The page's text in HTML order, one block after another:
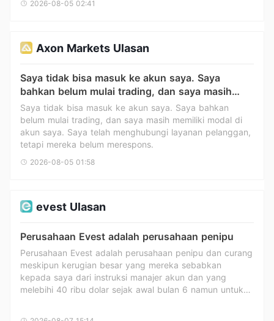
Gcs
Coinmarketcap BTC
BPS
CITILINK AI
BANYAK
2026-08-05 02:41
Axon Markets Ulasan
Saya tidak bisa masuk ke akun saya. Saya
bahkan belum mulai trading, dan saya masih
memiliki modal di akun saya. Saya telah
menghubungi layanan pelanggan, tetapi mereka
belum merespons.
Saya tidak bisa masuk ke akun saya. Saya bahkan
belum mulai trading, dan saya masih memiliki modal di
akun saya. Saya telah menghubungi layanan pelanggan,
tetapi mereka belum merespons.
2026-08-05 01:58
evest Ulasan
Perusahaan Evest adalah perusahaan penipu
Perusahaan Evest adalah perusahaan penipu dan curang
meskipun kerugian besar yang mereka sebabkan
kepada saya dari instruksi manajer akun dan yang
melebihi 40 ribu dolar sejak awal bulan 6 namun untuk